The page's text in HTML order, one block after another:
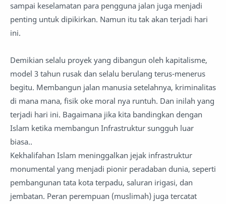
sampai keselamatan para pengguna jalan juga menjadi
penting untuk dipikirkan. Namun itu tak akan terjadi hari
ini.
Demikian selalu proyek yang dibangun oleh kapitalisme,
model 3 tahun rusak dan selalu berulang terus-menerus
begitu. Membangun jalan manusia setelahnya, kriminalitas
di mana mana, fisik oke moral nya runtuh. Dan inilah yang
terjadi hari ini. Bagaimana jika kita bandingkan dengan
Islam ketika membangun Infrastruktur sungguh luar
biasa..
Kekhalifahan Islam meninggalkan jejak infrastruktur
monumental yang menjadi pionir peradaban dunia, seperti
pembangunan tata kota terpadu, saluran irigasi, dan
jembatan. Peran perempuan (muslimah) juga tercatat